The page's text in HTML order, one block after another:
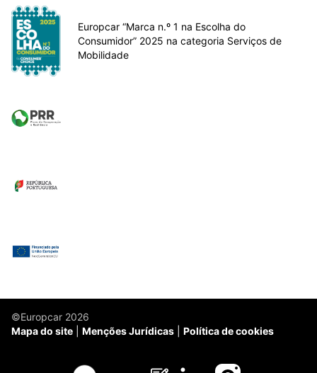
Europcar “Marca n.º 1 na Escolha do
Consumidor” 2025 na categoria Serviços de
Mobilidade
©Europcar 2026
Mapa do site
Menções Jurídicas Política de cookies